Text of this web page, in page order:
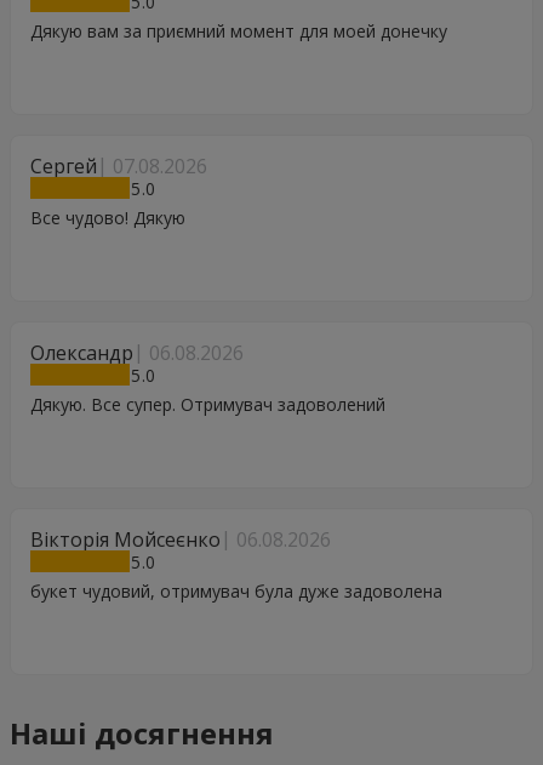
Дякую вам за приємний момент для моей донечку
Сергей 07.08.2026
5
Все чудово! Дякую
Олександр 06.08.2026
5
Дякую. Все супер. Отримувач задоволений
Вікторія Мойсеєнко 06.08.2026
5
букет чудовий, отримувач була дуже задоволена
Наші досягнення